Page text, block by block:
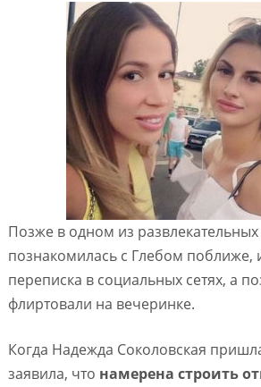
Позже в одном из
познакомилась с Глебом поближе,
переписка в социальных сетях, а
флиртовали на вечеринке.
Когда Надежда Соколовская
заявила, что намерена строить